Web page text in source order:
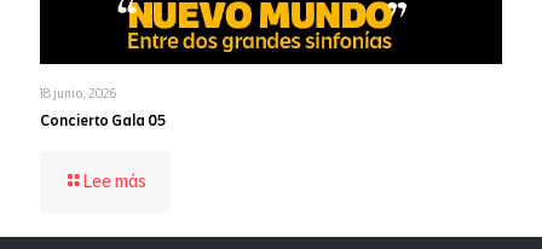
18 junio, 2026
Concierto Gala 05
Lee más